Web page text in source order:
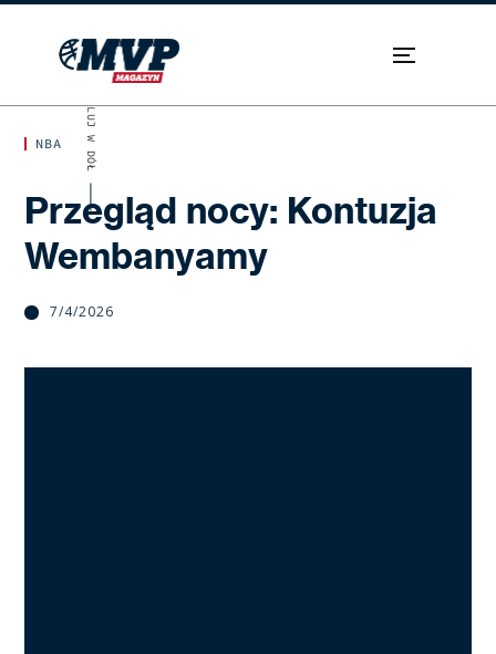
NBA
Przegląd nocy: Kontuzja
Wembanyamy
7/4/2026
SKROLUJ W DÓŁ